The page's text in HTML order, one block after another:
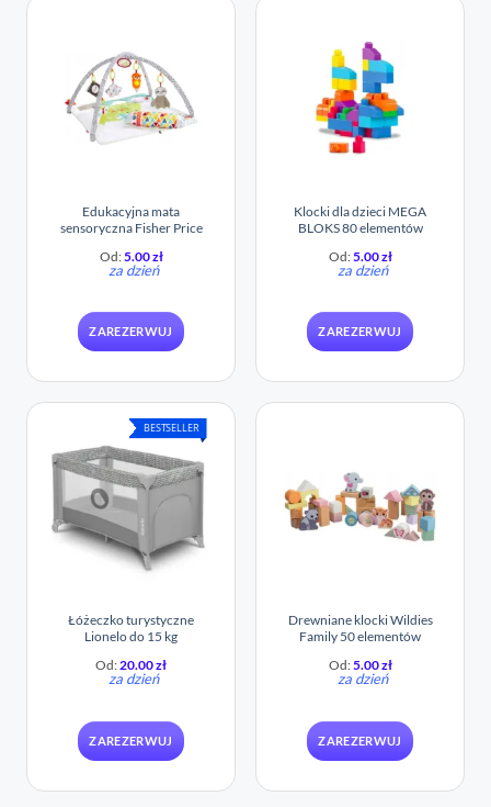
Edukacyjna mata
sensoryczna Fisher Price
Od:5.00zł
za dzień
ZAREZERWUJ
Klocki dla dzieci MEGA
BLOKS 80 elementów
Od:5.00zł
za dzień
ZAREZERWUJ
BESTSELLER
Łóżeczko turystyczne
Lionelo do 15 kg
Od:20.00zł
za dzień
ZAREZERWUJ
Drewniane klocki Wildies
Family 50 elementów
Od:5.00zł
za dzień
ZAREZERWUJ